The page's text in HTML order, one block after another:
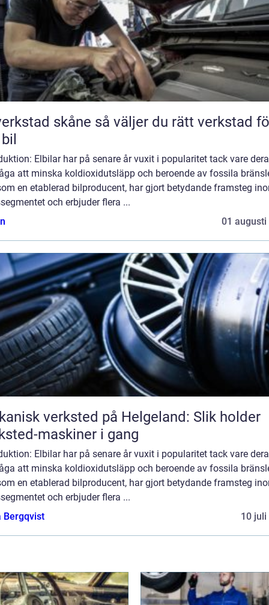
skåne så väljer du rätt verkstad för
Elbilar har på senare år vuxit i popularitet tack vare
att minska koldioxidutsläpp och beroende av fossila
en etablerad bilproducent, har gjort betydande framsteg
och erbjuder flera ...
01 augusti
verksted på Helgeland: Slik holder
maskiner i gang
Elbilar har på senare år vuxit i popularitet tack vare
att minska koldioxidutsläpp och beroende av fossila
en etablerad bilproducent, har gjort betydande framsteg
och erbjuder flera ...
Bergqvist
10 juli